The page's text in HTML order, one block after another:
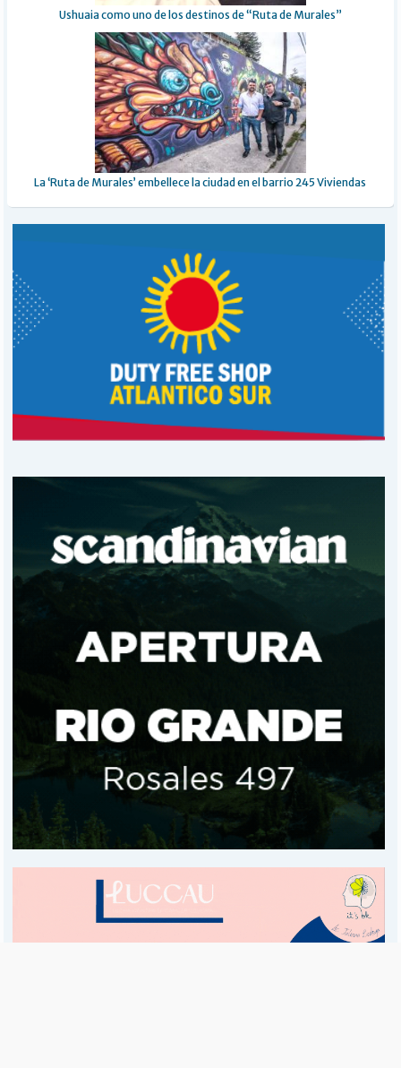
Ushuaia como uno de los destinos de “Ruta de Murales”
La ‘Ruta de Murales’ embellece la ciudad en el barrio 245 Viviendas